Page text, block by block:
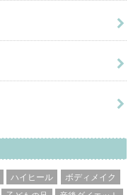
ハイヒール
ボディメイク